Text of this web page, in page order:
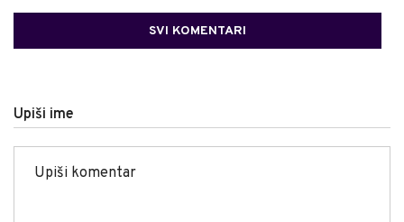
SVI KOMENTARI
Upiši ime